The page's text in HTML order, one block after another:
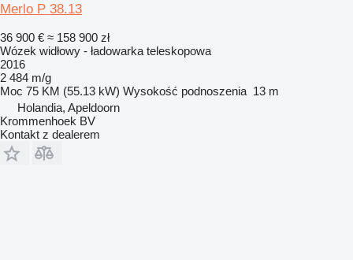
Merlo P 38.13
36 900 € ≈ 158 900 zł
Wózek widłowy - ładowarka teleskopowa
2016
2 484 m/g
Moc 75 KM (55.13 kW) Wysokość podnoszenia 13 m
Holandia, Apeldoorn
Krommenhoek BV
Kontakt z dealerem